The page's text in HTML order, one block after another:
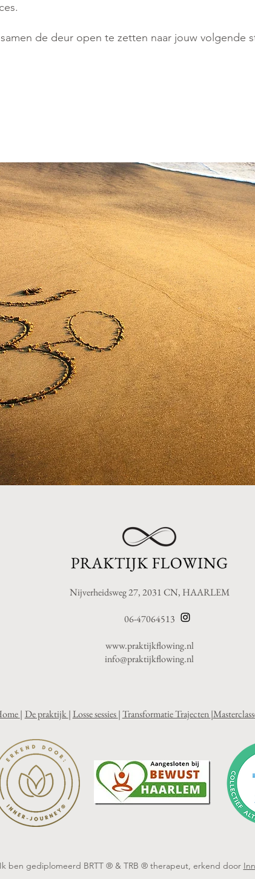
de deur open te zetten naar jouw volgende
Nijverheidsweg 27, 2031 CN, HAARLEM
06-47064513
www.praktijkflowing.nl
info@praktijkflowing.nl
| De praktijk|Losse sessies|Transformatie Trajecten|
Ik ben gediplomeerd BRTT ® & TRB ® therapeut, erkend door